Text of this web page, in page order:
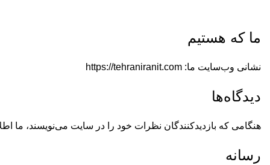
ما که هستیم
نشانی وب‌سایت ما: https://tehraniranit.com
دیدگاه‌ها
هنگامی که بازدیدکنندگان نظرات خود را در سایت می‌نویسند، ما
رسانه